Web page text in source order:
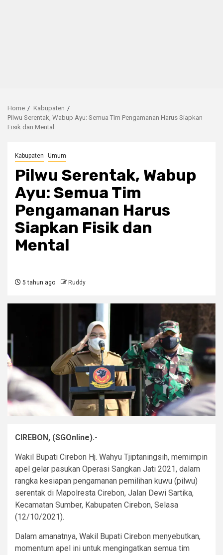
Home
Kabupaten
Pilwu Serentak, Wabup Ayu: Semua Tim Pengamanan Harus Siapkan
Fisik dan Mental
Kabupaten Umum
Pilwu Serentak, Wabup
Ayu: Semua Tim
Pengamanan Harus
Siapkan Fisik dan
Mental
5 tahun ago Ruddy
CIREBON, (SGOnline).-
Wakil Bupati Cirebon Hj. Wahyu Tjiptaningsih, memimpin
apel gelar pasukan Operasi Sangkan Jati 2021, dalam
rangka kesiapan pengamanan pemilihan kuwu (pilwu)
serentak di Mapolresta Cirebon, Jalan Dewi Sartika,
Kecamatan Sumber, Kabupaten Cirebon, Selasa
(12/10/2021).
Dalam amanatnya, Wakil Bupati Cirebon menyebutkan,
momentum apel ini untuk mengingatkan semua tim